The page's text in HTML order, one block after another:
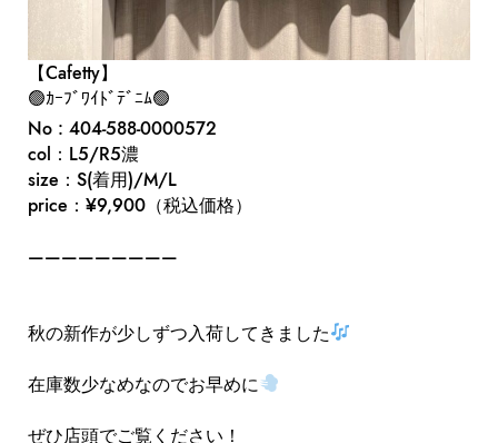
【Cafetty】
🟢ｶｰﾌﾞﾜｲﾄﾞﾃﾞﾆﾑ🟢
No : 404-588-0000572
col：L5/R5濃
size：S(着用)/M/L
price：¥9,900（税込価格）
—————————
秋の新作が少しずつ入荷してきました
在庫数少なめなのでお早めに
ぜひ店頭でご覧ください！